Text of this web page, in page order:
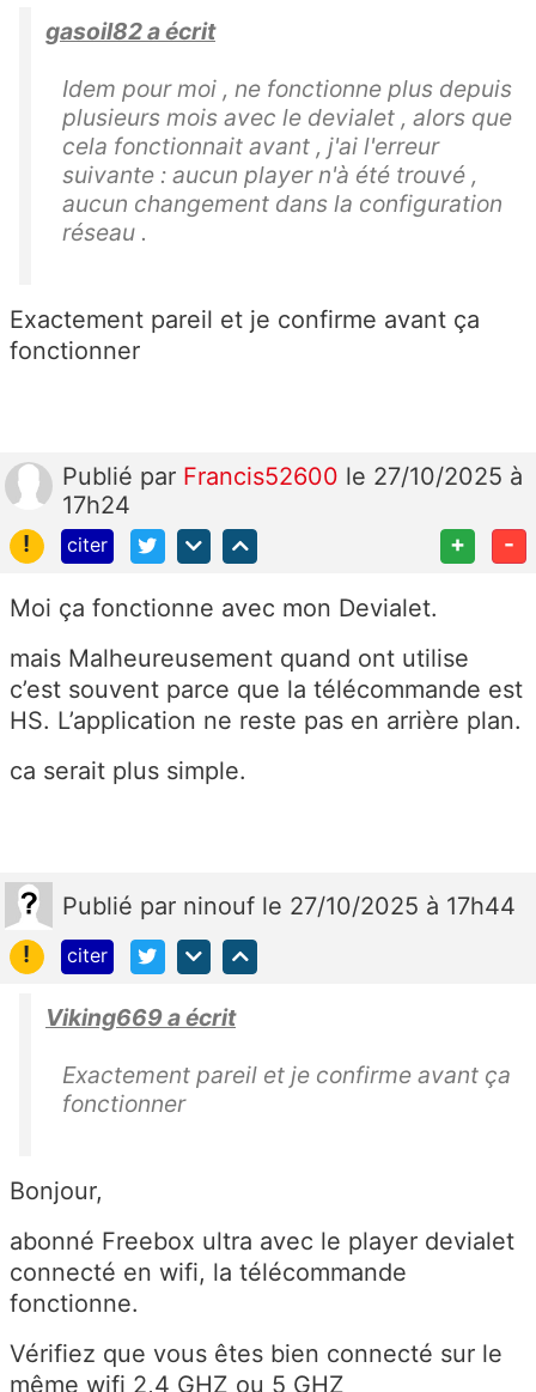
gasoil82 a écrit
Idem pour moi , ne fonctionne plus depuis
plusieurs mois avec le devialet , alors que
cela fonctionnait avant , j'ai l'erreur
suivante : aucun player n'à été trouvé ,
aucun changement dans la configuration
réseau .
Exactement pareil et je confirme avant ça
fonctionner
Publié par Francis52600 le 27/10/2025 à
17h24
!
citer + -
Moi ça fonctionne avec mon Devialet.
mais Malheureusement quand ont utilise
c’est souvent parce que la télécommande est
HS. L’application ne reste pas en arrière plan.
ca serait plus simple.
Publié par ninouf le 27/10/2025 à 17h44
!
citer
Viking669 a écrit
Exactement pareil et je confirme avant ça
fonctionner
Bonjour,
abonné Freebox ultra avec le player devialet
connecté en wifi, la télécommande
fonctionne.
Vérifiez que vous êtes bien connecté sur le
même wifi 2,4 GHZ ou 5 GHZ